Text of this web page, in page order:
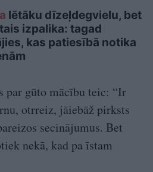
lētāku dīzeļdegvielu, bet
izpalika: tagad
kas patiesībā notika
par gūto mācību teic: “Ir
otrreiz, jāiebāž pirksts
secinājumus. Bet
nekā, kad pa īstam